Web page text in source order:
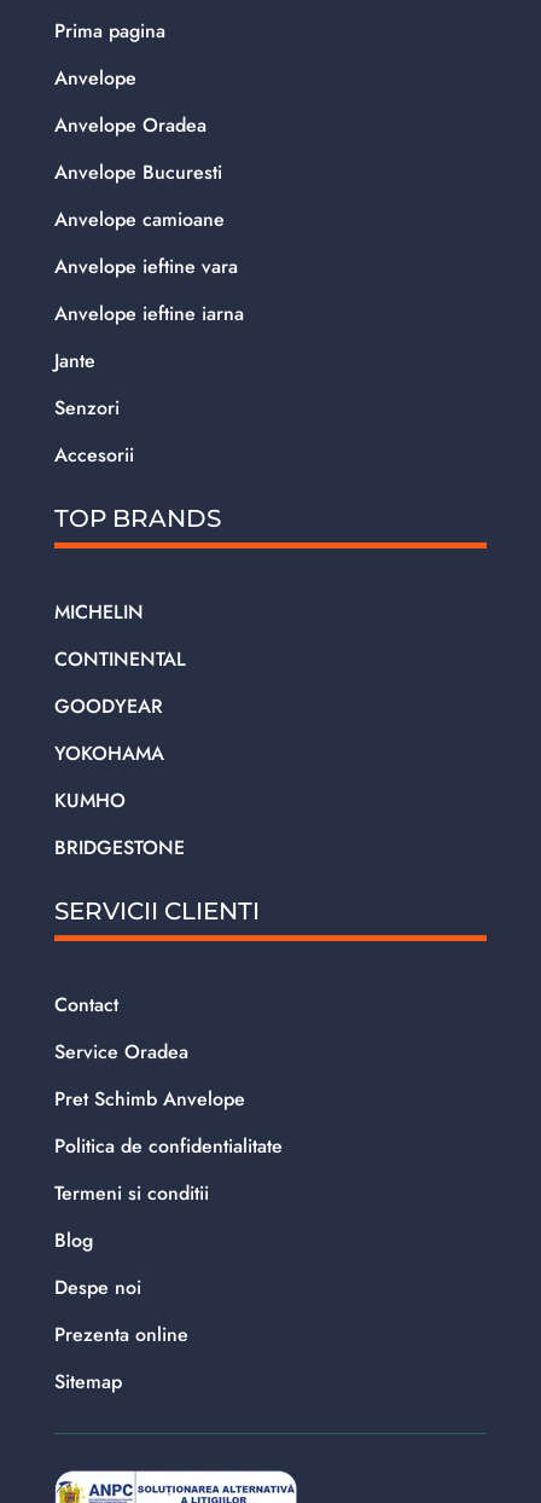
Prima pagina
Anvelope
Anvelope Oradea
Anvelope Bucuresti
Anvelope camioane
Anvelope ieftine vara
Anvelope ieftine iarna
Jante
Senzori
Accesorii
TOP BRANDS
MICHELIN
CONTINENTAL
GOODYEAR
YOKOHAMA
KUMHO
BRIDGESTONE
SERVICII CLIENTI
Contact
Service Oradea
Pret Schimb Anvelope
Politica de confidentialitate
Termeni si conditii
Blog
Despe noi
Prezenta online
Sitemap